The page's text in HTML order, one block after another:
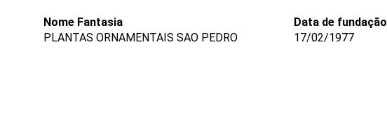
Nome Fantasia
PLANTAS ORNAMENTAIS SAO PEDRO
Data de fundação
17/02/1977